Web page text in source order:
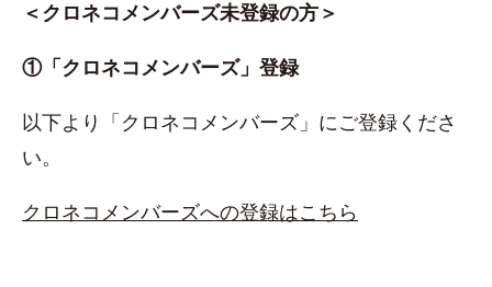
＜クロネコメンバーズ未登録の方＞
①「クロネコメンバーズ」登録
以下より「クロネコメンバーズ」にご登録くださ
い。
クロネコメンバーズへの登録はこちら